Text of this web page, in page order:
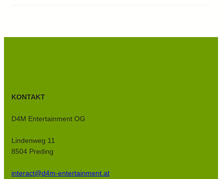
KONTAKT
D4M Entertainment OG
Lindenweg 11
8504 Preding
interact@d4m-entertainment.at